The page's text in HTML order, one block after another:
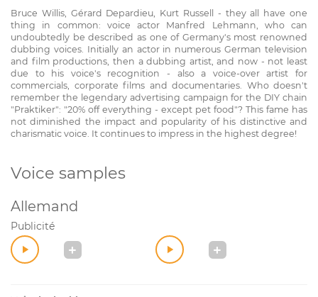
Bruce Willis, Gérard Depardieu, Kurt Russell - they all have one
thing in common: voice actor Manfred Lehmann, who can
undoubtedly be described as one of Germany's most renowned
dubbing voices. Initially an actor in numerous German television
and film productions, then a dubbing artist, and now - not least
due to his voice's recognition - also a voice-over artist for
commercials, corporate films and documentaries. Who doesn't
remember the legendary advertising campaign for the DIY chain
"Praktiker": "20% off everything - except pet food"? This fame has
not diminished the impact and popularity of his distinctive and
charismatic voice. It continues to impress in the highest degree!
Voice samples
Allemand
Publicité